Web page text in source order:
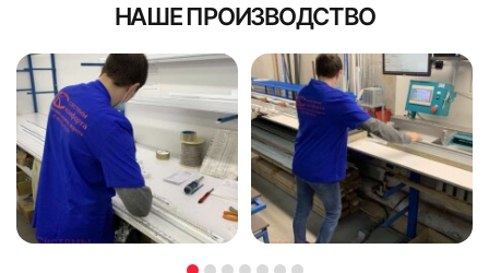
НАШЕ ПРОИЗВОДСТВО